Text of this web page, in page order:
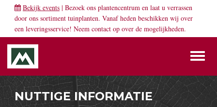
Bekijk events | Bezoek ons plantencentrum en laat u verrassen
door ons sortiment tuinplanten. Vanaf heden beschikken wij over
een leveringsservice! Neem contact op over de mogelijkheden.
NUTTIGE INFORMATIE